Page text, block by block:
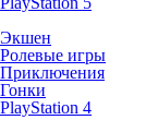
Экшен
Ролевые игры
Приключения
Гонки
PlayStation 4